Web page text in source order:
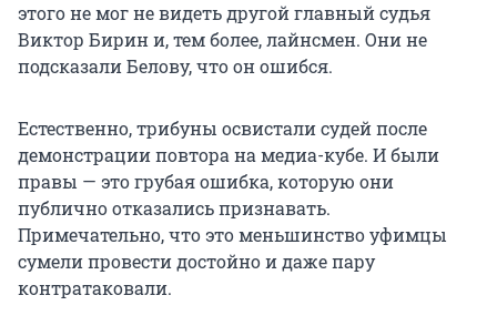
этого не мог не видеть другой главный судья
Виктор Бирин и, тем более, лайнсмен. Они не
подсказали Белову, что он ошибся.
Естественно, трибуны освистали судей после
демонстрации повтора на медиа-кубе. И были
правы — это грубая ошибка, которую они
публично отказались признавать.
Примечательно, что это меньшинство уфимцы
сумели провести достойно и даже пару
контратаковали.